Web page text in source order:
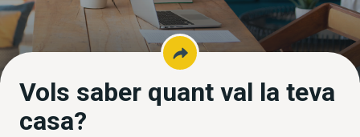
Vols saber quant val la teva
casa?